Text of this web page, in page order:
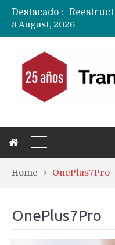
Destacado :
8 August, 2026
Home OnePlus7Pro
OnePlus7Pro